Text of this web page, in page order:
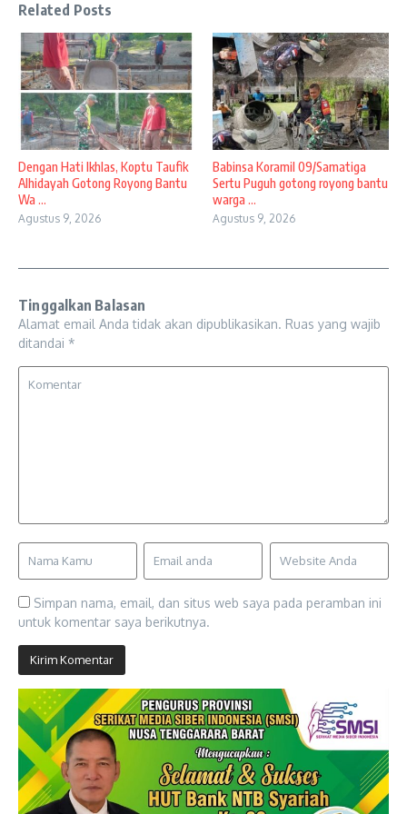
Related Posts
Dengan Hati Ikhlas, Koptu Taufik
Alhidayah Gotong Royong Bantu
Wa ...
Agustus 9, 2026
Babinsa Koramil 09/Samatiga
Sertu Puguh gotong royong bantu
warga ...
Agustus 9, 2026
Tinggalkan Balasan
Alamat email Anda tidak akan dipublikasikan. Ruas yang wajib
ditandai *
Simpan nama, email, dan situs web saya pada peramban ini
untuk komentar saya berikutnya.